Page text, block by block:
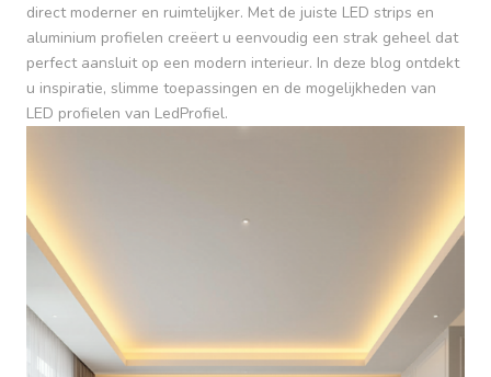
direct moderner en ruimtelijker. Met de juiste LED strips en
aluminium profielen creëert u eenvoudig een strak geheel dat
perfect aansluit op een modern interieur. In deze blog ontdekt
u inspiratie, slimme toepassingen en de mogelijkheden van
LED profielen van LedProfiel.